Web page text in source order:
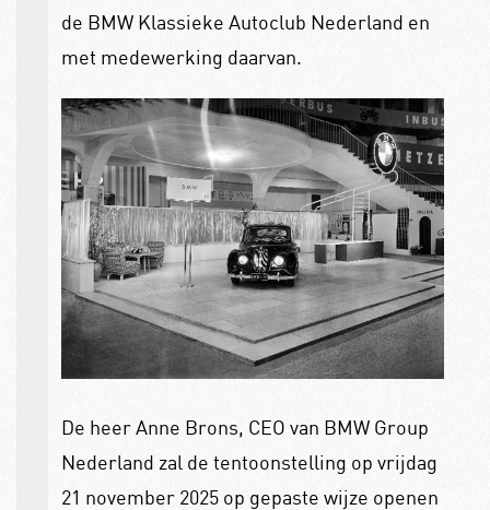
de BMW Klassieke Autoclub Nederland en
met medewerking daarvan.
De heer Anne Brons, CEO van BMW Group
Nederland zal de tentoonstelling op vrijdag
21 november 2025 op gepaste wijze openen